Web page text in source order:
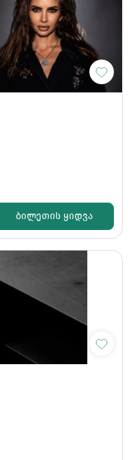
ᲑᲘᲚᲔᲗᲘᲡ ᲧᲘᲓᲕᲐ